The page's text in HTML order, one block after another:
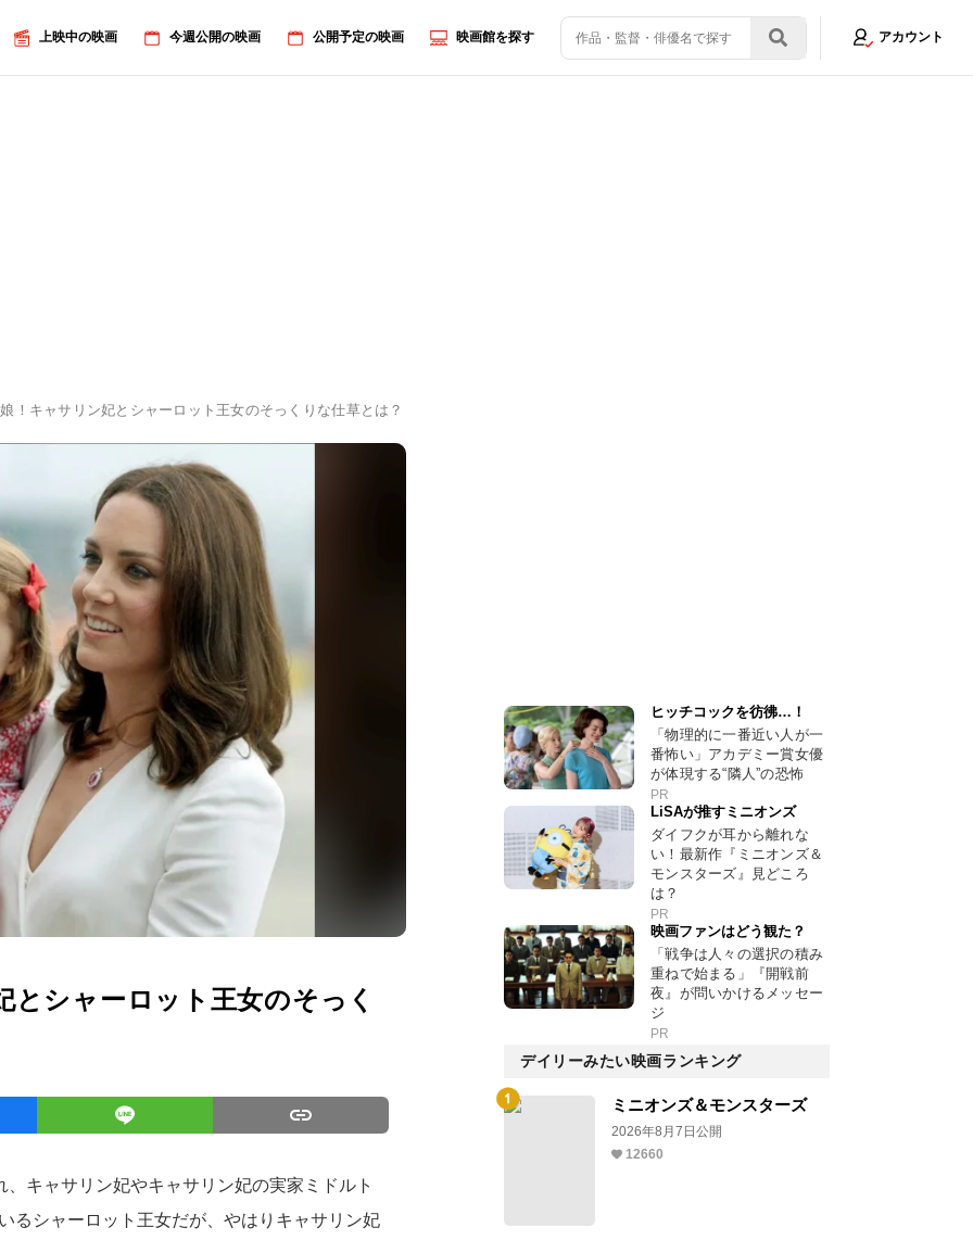
上映中の映画 今週公開の映画 公開予定の映画 映画館を探す アカウント
！キャサリン妃とシャーロット王女のそっくりな仕草とは？
シャーロット王女のそっく
、キャサリン妃やキャサリン妃の実家ミドルト
るシャーロット王女だが、やはりキャサリン妃
ヒッチコックを彷彿…！
「物理的に一番近い人が一
番怖い」アカデミー賞女優
が体現する“隣人”の恐怖
PR
LiSAが推すミニオンズ
ダイフクが耳から離れな
い！最新作『ミニオンズ＆
モンスターズ』見どころ
は？
PR
映画ファンはどう観た？
「戦争は人々の選択の積み
重ねで始まる」『開戦前
夜』が問いかけるメッセー
ジ
PR
デイリーみたい映画ランキング
ミニオンズ＆モンスターズ
2026年8月7日公開
12660